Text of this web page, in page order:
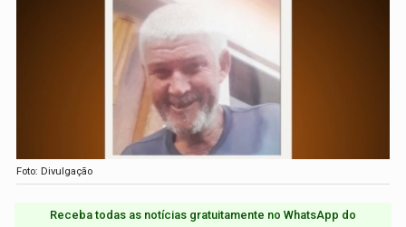
Foto: Divulgação
Receba todas as notícias gratuitamente no WhatsApp do